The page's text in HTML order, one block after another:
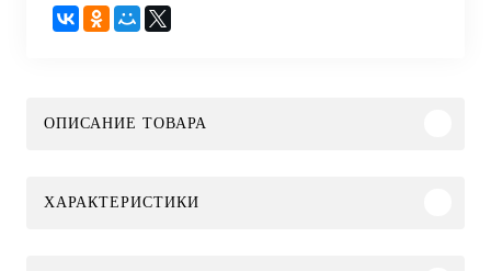
ОПИСАНИЕ ТОВАРА
ХАРАКТЕРИСТИКИ